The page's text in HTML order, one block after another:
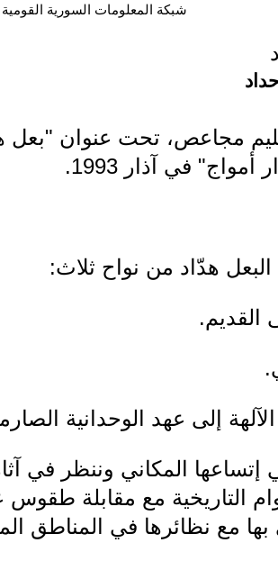
شبكة المعلومات السورية القومية
مجاعص، تحت عنوان "بعل
في آذار 1993.
هدّاد من نواح ثلاث:
القديم.
إلى عهد الوحدانية
المكاني وننظر في
التاريخية مع مقابلة طقوس
بها مع نظائرها في المناطق